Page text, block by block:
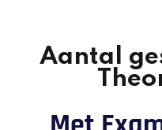
Aantal